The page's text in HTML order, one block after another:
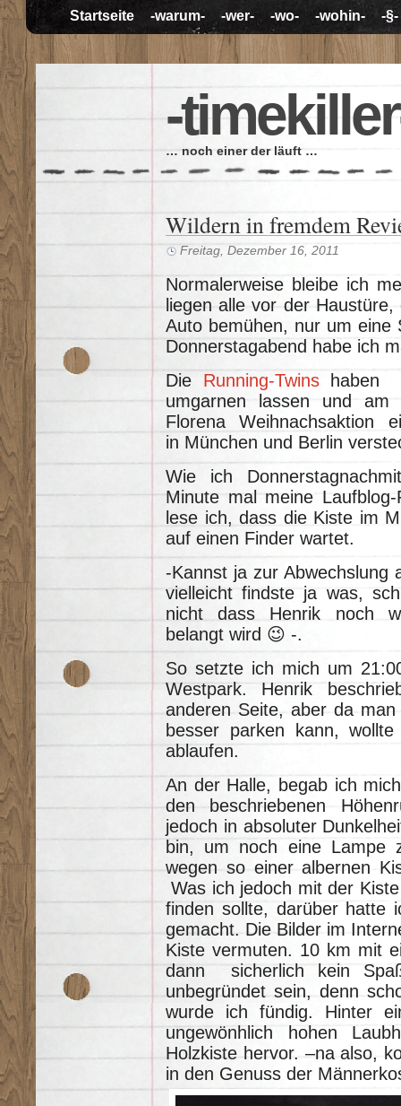
Startseite -warum- -wer- -wo- -wohin- -§-
-
… noch einer der läuft …
Wildern in fremdem
Freitag, Dezember 16, 2011
Normalerweise bleibe ich
liegen alle vor der
Auto bemühen, nur um eine
Donnerstagabend habe ich
Die Running-Twinshaben
umgarnen lassen und
Florena Weihnachsaktion
in München und Berlin
Wie ich
Minute mal meine
lese ich, dass die Kiste im
auf einen Finder wartet.
-Kannst ja zur Abwechslung
vielleicht findste ja was,
nicht dass Henrik noch
belangt wird 😉 -.
So setzte ich mich um
Westpark. Henrik
anderen Seite, aber da
besser parken kann,
ablaufen.
An der Halle, begab ich
den beschriebenen
jedoch in absoluter
bin, um noch eine Lampe
wegen so einer albernen
Was ich jedoch mit der
finden sollte, darüber hatte
gemacht. Die Bilder im
Kiste vermuten. 10 km mit
dann sicherlich kein
unbegründet sein, denn
wurde ich fündig. Hinter
ungewönhlich hohen
Holzkiste hervor. –na also,
in den Genuss der